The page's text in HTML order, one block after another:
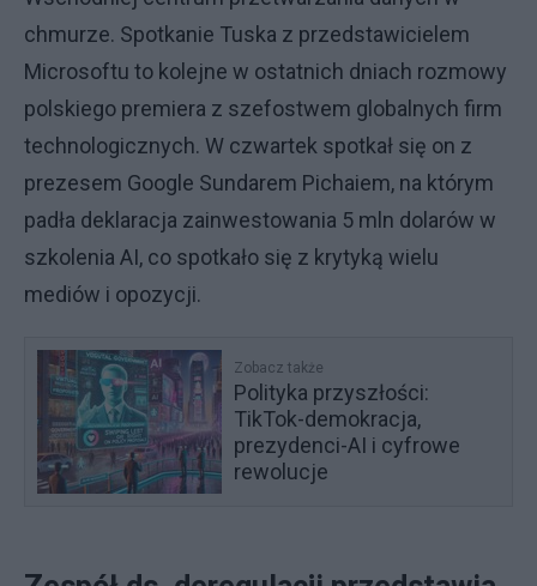
chmurze. Spotkanie Tuska z przedstawicielem
Microsoftu to kolejne w ostatnich dniach rozmowy
polskiego premiera z szefostwem globalnych firm
technologicznych. W czwartek spotkał się on z
prezesem Google Sundarem Pichaiem, na którym
padła deklaracja zainwestowania 5 mln dolarów w
szkolenia AI, co spotkało się z krytyką wielu
mediów i opozycji.
Zobacz także
Polityka przyszłości:
TikTok-demokracja,
prezydenci-AI i cyfrowe
rewolucje